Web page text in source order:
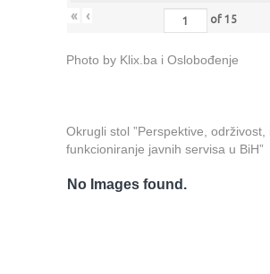
« ‹ of 15
Photo by Klix.ba i Oslobođenje
Okrugli stol ”Perspektive, održivost, i
funkcioniranje javnih servisa u BiH”
No Images found.